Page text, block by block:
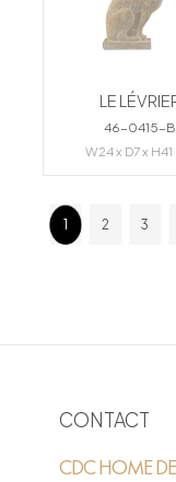
LE
46-0415-B
W24 x D7 x
1 2 3
CONTACT
CDC HOME